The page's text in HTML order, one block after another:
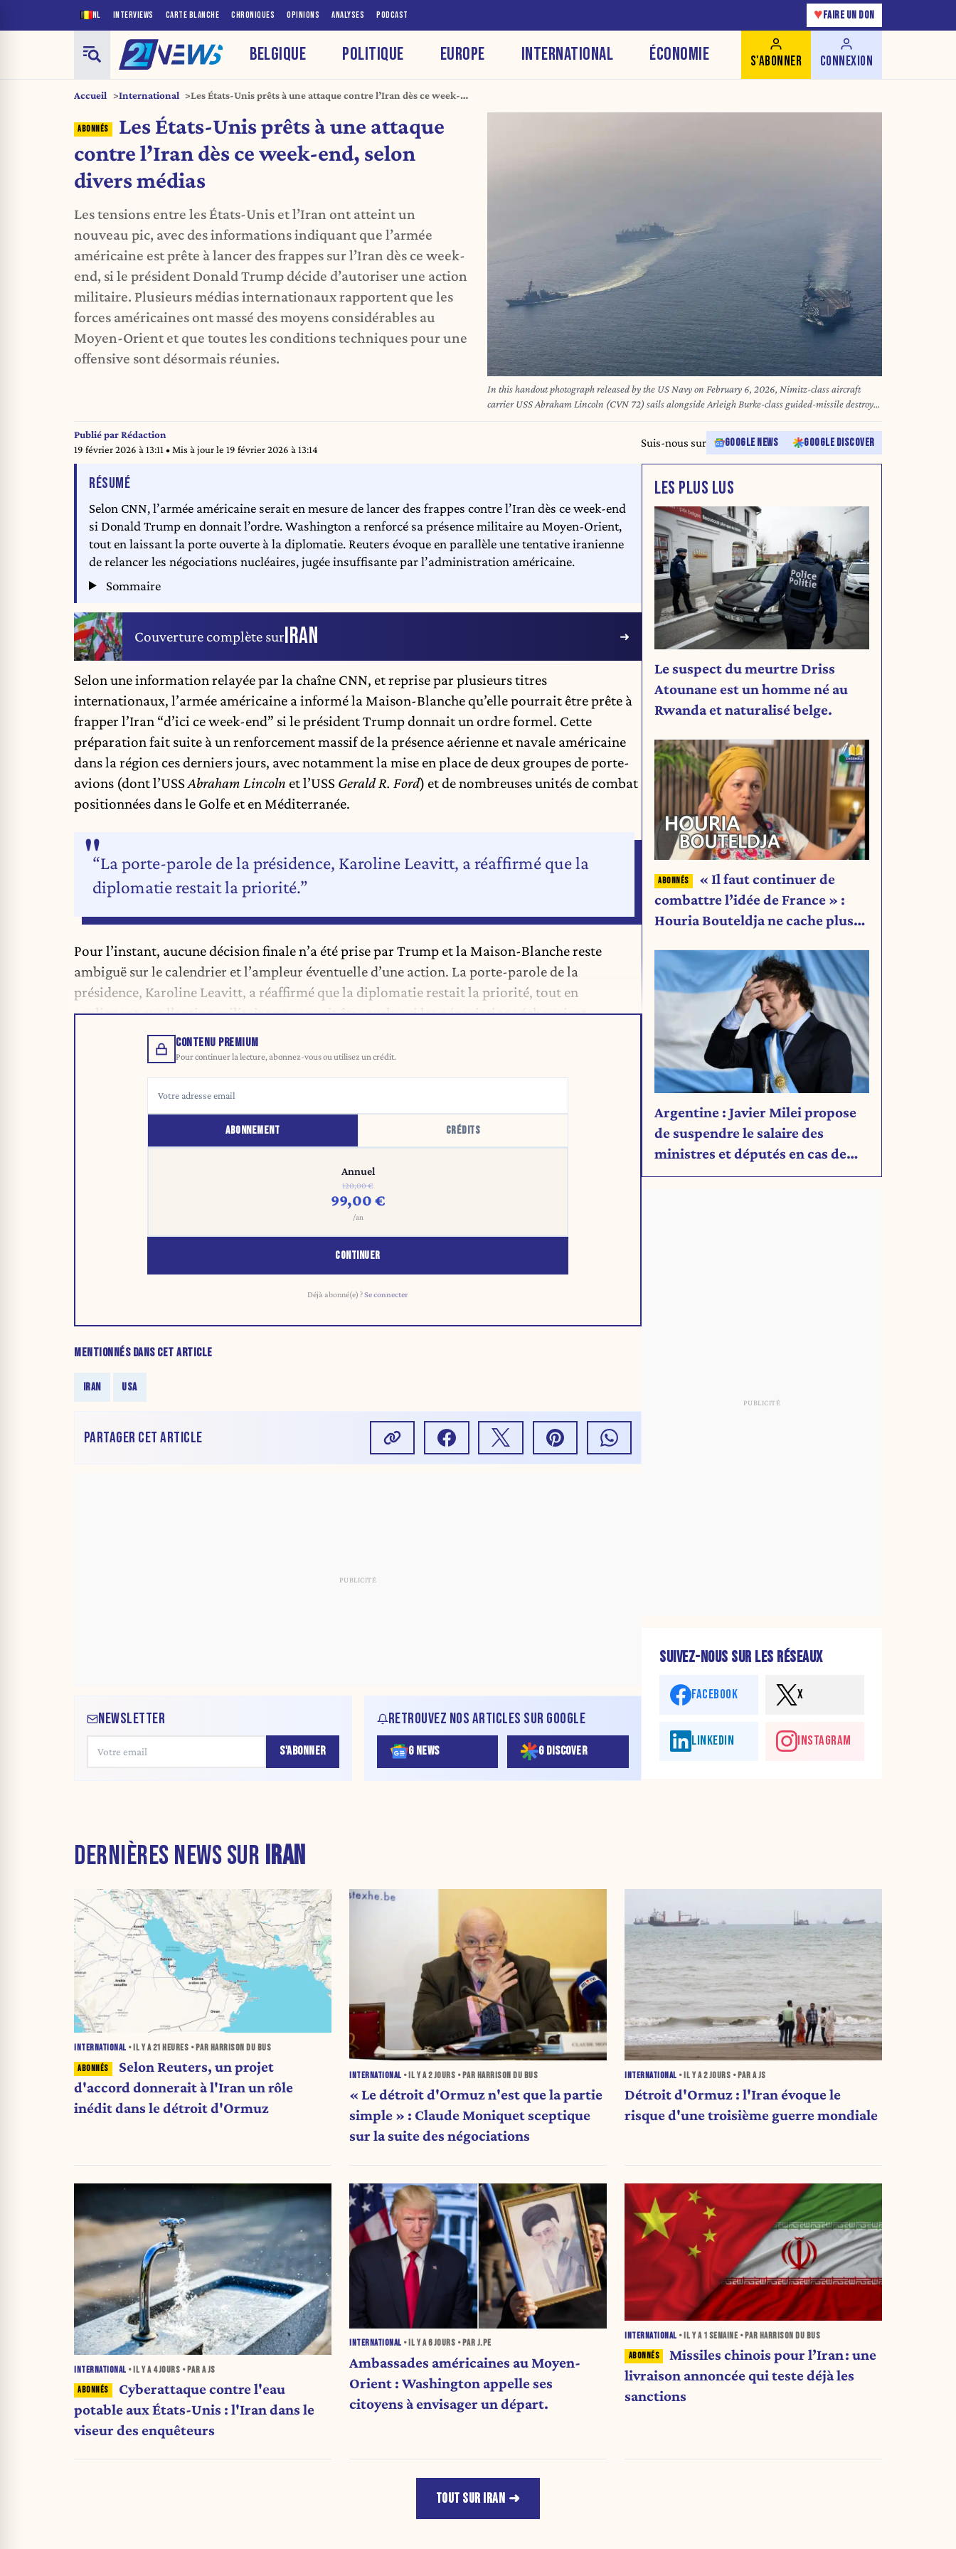
NL INTERVIEWS CARTE BLANCHE CHRONIQUES OPINIONS ANALYSES PODCAST ♥ FAIRE UN DON
BELGIQUE POLITIQUE EUROPE INTERNATIONAL ÉCONOMIE S'ABONNER CONNEXION
Accueil International
Les États-Unis prêts à une attaque contre l’Iran dès ce week-
Les États-Unis prêts à une attaque
contre l’Iran dès ce week-end, selon
divers médias
Les tensions entre les États-Unis et l’Iran ont atteint un
nouveau pic, avec des informations indiquant que l’armée
américaine est prête à lancer des frappes sur l’Iran dès ce week-
end, si le président Donald Trump décide d’autoriser une action
militaire. Plusieurs médias internationaux rapportent que les
forces américaines ont massé des moyens considérables au
Moyen-Orient et que toutes les conditions techniques pour une
offensive sont désormais réunies.
In this handout photograph released by the US Navy on February 6, 2026, Nimitz-class aircraft
carrier USS Abraham Lincoln (CVN 72) sails alongside Arleigh Burke-class guided-missile destroyer
USS Frank E. Petersen Jr. (DDG 121) and Lewis and Clark-class dry cargo ship USNS Carl Brashear
(T-AKE 7) in the Arabian Sea, on February 6. The two foes recently resumed indirect talks, after the
US president repeatedly threatened military action against Iran, at first over a deadly crackdown on
protesters last month then more recently over its nuclear programme. Iran's atomic energy chief on
February 19, 2026, said "no country can deprive Iran of the right" to nuclear enrichment, following
fresh US warning that there were "many reasons" to strike the Islamic republic. Petty officer 1st Class
Jesse Monford / US NAVY / AFP
Publié parRédaction
19 février 2026 à 13:11• Mis à jour le 19 février 2026 à 13:14
Suis-nous sur GOOGLE NEWS GOOGLE DISCOVER
RÉSUMÉDE L'ARTICLE
Selon CNN, l’armée américaine serait en mesure de lancer des frappes contre l’Iran dès ce week-end
si Donald Trump en donnait l’ordre. Washington a renforcé sa présence militaire au Moyen-Orient,
tout en laissant la porte ouverte à la diplomatie. Reuters évoque en parallèle une tentative iranienne
de relancer les négociations nucléaires, jugée insuffisante par l’administration américaine.
Sommaire
Couverture complète surIRAN
Selon une information relayée par la chaîne CNN, et reprise par plusieurs titres
internationaux, l’armée américaine a informé la Maison-Blanche qu’elle pourrait être prête à
frapper l’Iran “d’ici ce week-end” si le président Trump donnait un ordre formel. Cette
préparation fait suite à un renforcement massif de la présence aérienne et navale américaine
dans la région ces derniers jours, avec notamment la mise en place de deux groupes de porte-
avions (dont l’USSAbraham Lincoln et l’USS Gerald R. Ford) et de nombreuses unités de combat
positionnées dans le Golfe et en Méditerranée.
“La porte-parole de la présidence, Karoline Leavitt, a réaffirmé que la
diplomatie restait la priorité.”
Pour l’instant, aucune décision finale n’a été prise par Trump et la Maison-Blanche reste
ambiguë sur le calendrier et l’ampleur éventuelle d’une action. La porte-parole de la
présidence, Karoline Leavitt, a réaffirmé que la diplomatie restait la priorité, tout en
soulignant que l’option militaire ne pouvait être exclue si les négociations échouaient.
CONTENU PREMIUM
Pour continuer la lecture, abonnez-vous ou utilisez un crédit.
ABONNEMENT CRÉDITS
Annuel
120,00 €
99,00 €
/an
CONTINUER
Déjà abonné(e) ?Se connecter
MENTIONNÉS DANS CET ARTICLE
IRAN USA
PARTAGER CET ARTICLE
NEWSLETTER
S'ABONNER
RETROUVEZ NOS ARTICLES SUR GOOGLE
G NEWS G DISCOVER
LES PLUS LUS
Le suspect du meurtre Driss
Atounane est un homme né au
Rwanda et naturalisé belge.
« Il faut continuer de
combattre l’idée de France » :
Houria Bouteldja ne cache plus
Argentine : Javier Milei propose
de suspendre le salaire des
ministres et députés en cas de
déficit budgétaire
SUIVEZ-NOUS SUR LES RÉSEAUX
FACEBOOK X
LINKEDIN INSTAGRAM
DERNIÈRES NEWS SUR IRAN
INTERNATIONAL • IL Y A21 HEURES • PAR HARRISON DU BUS
Selon Reuters, un projet
d'accord donnerait à l'Iran un rôle
inédit dans le détroit d'Ormuz
INTERNATIONAL • IL Y A2 JOURS • PAR HARRISON DU BUS
« Le détroit d'Ormuz n'est que la partie
simple » : Claude Moniquet sceptique
sur la suite des négociations
INTERNATIONAL • IL Y A2 JOURS • PAR A JS
Détroit d'Ormuz : l'Iran évoque le
risque d'une troisième guerre mondiale
INTERNATIONAL • IL Y A 4 JOURS • PAR A JS
Cyberattaque contre l'eau
potable aux États-Unis : l'Iran dans le
viseur des enquêteurs
INTERNATIONAL • IL Y A6 JOURS • PAR J.PE
Ambassades américaines au Moyen-
Orient : Washington appelle ses
citoyens à envisager un départ.
INTERNATIONAL • IL Y A 1 SEMAINE • PAR HARRISON DU BUS
Missiles chinois pour l’Iran : une
livraison annoncée qui teste déjà les
sanctions
TOUT SUR IRAN